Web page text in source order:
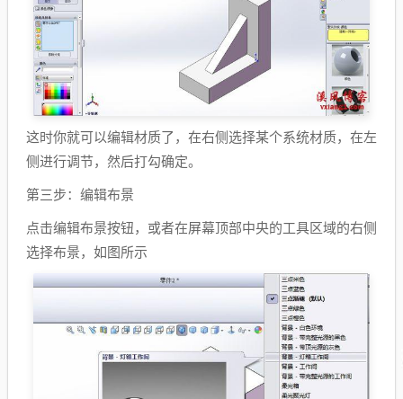
这时你就可以编辑材质了，在右侧选择某个系统材质，在左
侧进行调节，然后打勾确定。
第三步：编辑布景
点击编辑布景按钮，或者在屏幕顶部中央的工具区域的右侧
选择布景，如图所示